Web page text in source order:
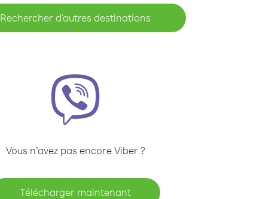
Rechercher d'autres destinations
Vous n’avez pas encore Viber ?
Télécharger maintenant